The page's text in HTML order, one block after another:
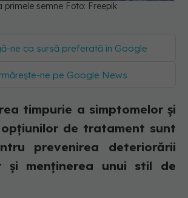
semne Foto: Freepik
ne ca sursă preferată în Google
ne pe Google News
timpurie a simptomelor și
de tratament sunt
prevenirea deteriorării
și menținerea unui stil de